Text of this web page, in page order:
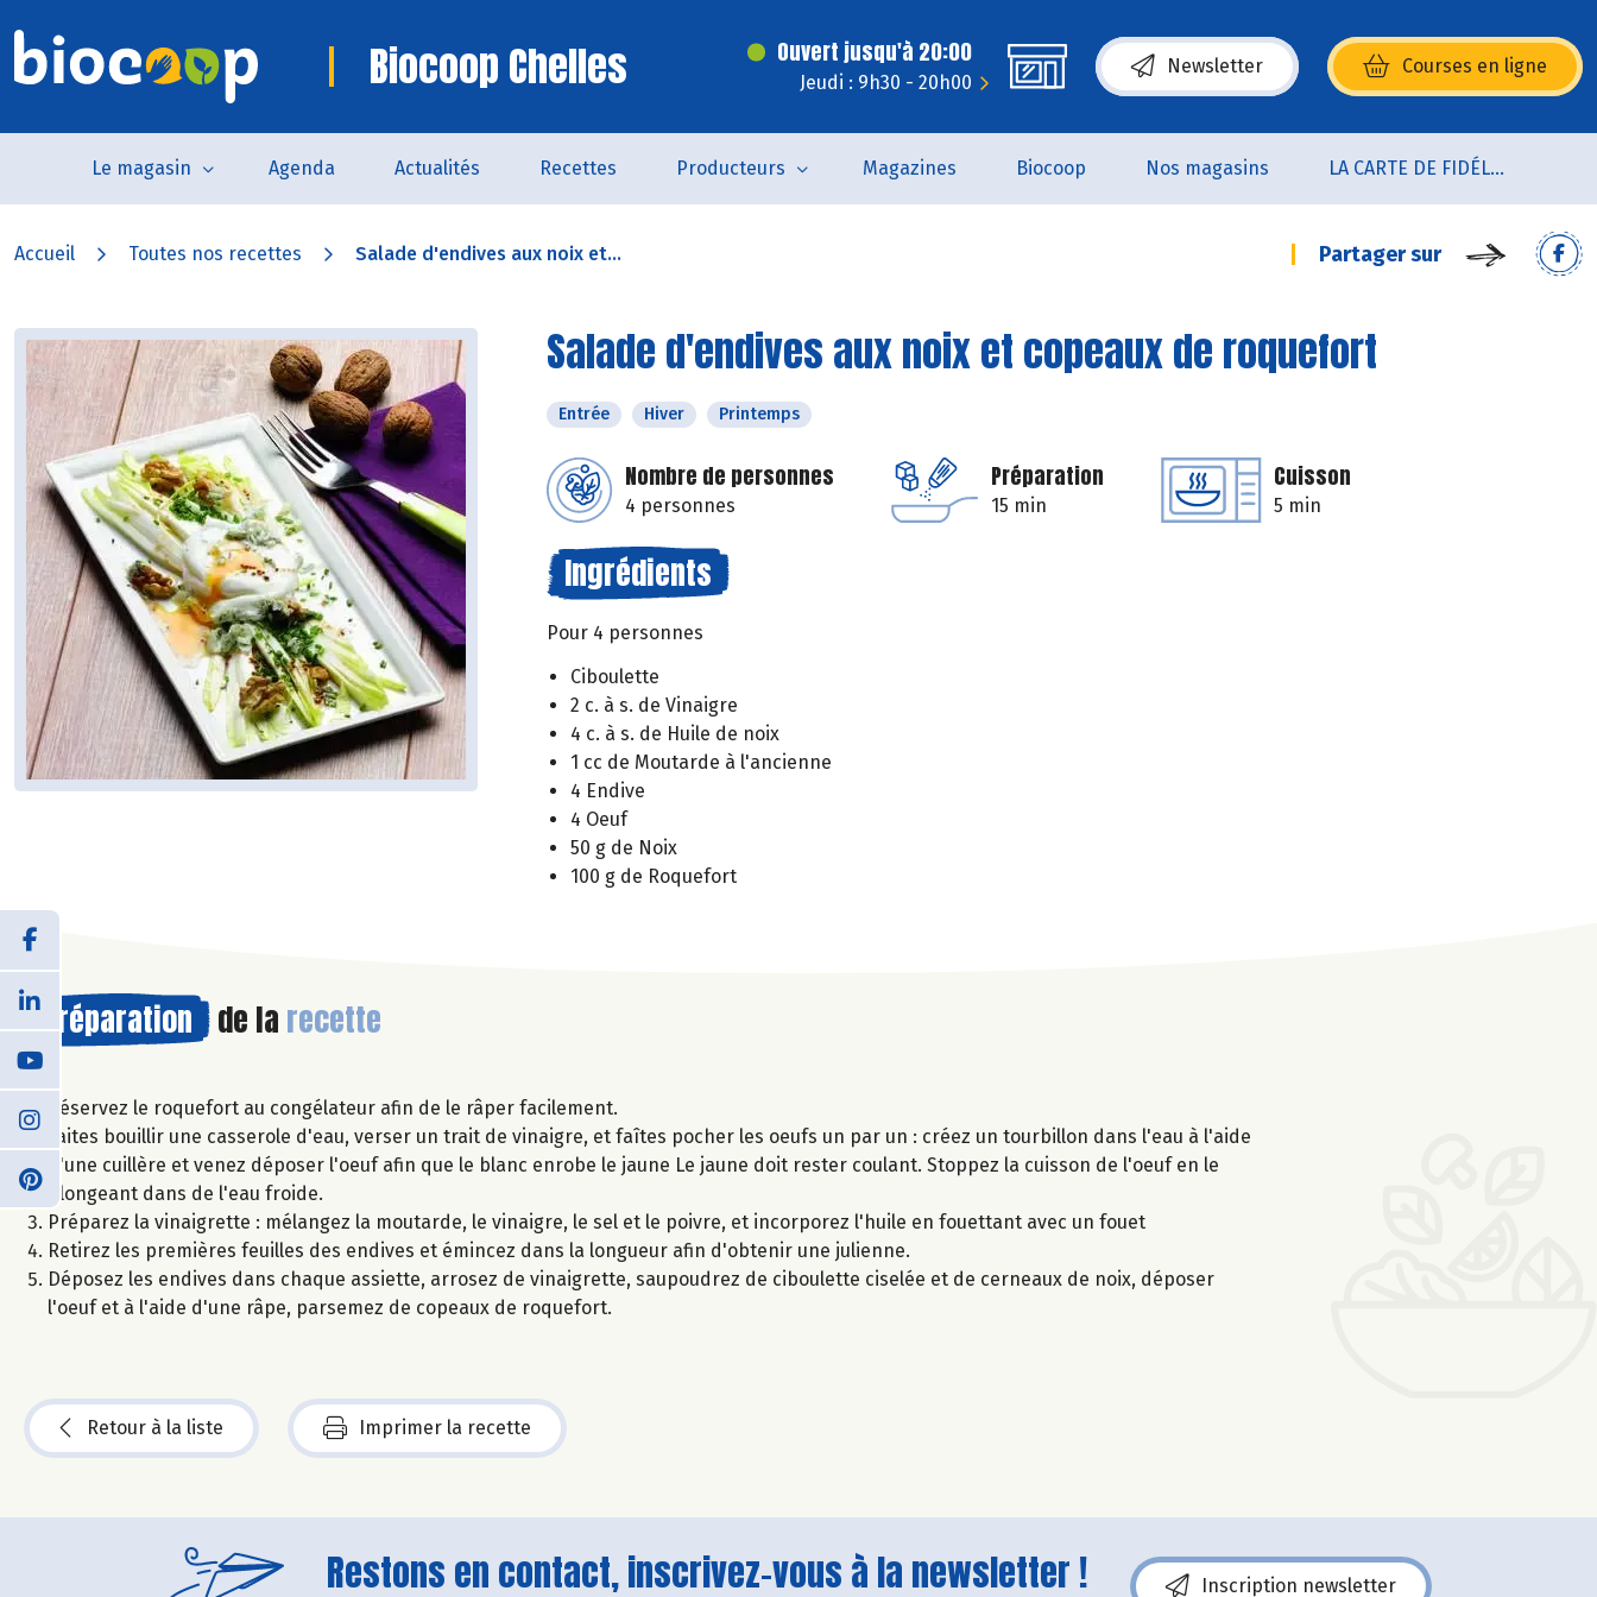
Biocoop Chelles Ouvert jusqu'à 20:00
Jeudi : 9h30 - 20h00
Newsletter Courses en ligne
(s’ouvre dans une nouvelle fenêtre)
Le magasin Agenda Actualités Recettes Producteurs Magazines Biocoop Nos magasins LA CARTE DE FIDÉLITÉ
Accueil Toutes nos recettes Salade d'endives aux noix et... Partager sur
Salade d'endives aux noix et copeaux de roquefort
Entrée Hiver Printemps
Nombre de personnes
4 personnes
Préparation
15 min
Cuisson
5 min
Ingrédients
Pour 4 personnes
Ciboulette
2 c. à s. de Vinaigre
4 c. à s. de Huile de noix
1 cc de Moutarde à l'ancienne
4 Endive
4 Oeuf
50 g de Noix
100 g de Roquefort
Préparation de la recette
Réservez le roquefort au congélateur afin de le râper facilement.
Faites bouillir une casserole d'eau, verser un trait de vinaigre, et faîtes pocher les oeufs un par un : créez un tourbillon dans l'eau à l'aide
d'une cuillère et venez déposer l'oeuf afin que le blanc enrobe le jaune Le jaune doit rester coulant. Stoppez la cuisson de l'oeuf en le
plongeant dans de l'eau froide.
Préparez la vinaigrette : mélangez la moutarde, le vinaigre, le sel et le poivre, et incorporez l'huile en fouettant avec un fouet
Retirez les premières feuilles des endives et émincez dans la longueur afin d'obtenir une julienne.
Déposez les endives dans chaque assiette, arrosez de vinaigrette, saupoudrez de ciboulette ciselée et de cerneaux de noix, déposer
l'oeuf et à l'aide d'une râpe, parsemez de copeaux de roquefort.
Retour à la liste Imprimer la recette
Restons en contact, inscrivez-vous à la newsletter ! Inscription newsletter